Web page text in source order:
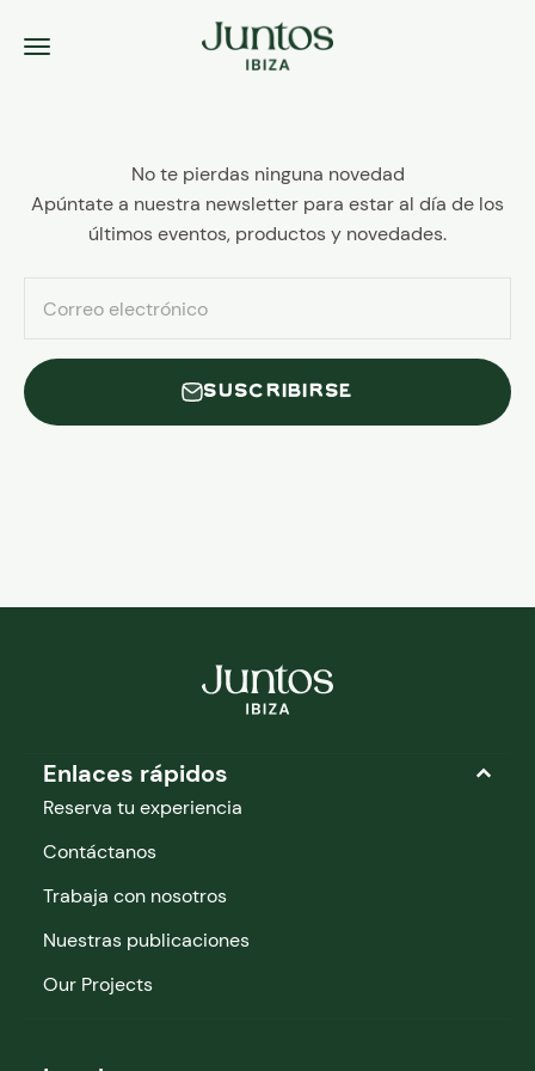
Menú
Juntos Ibiza
No te pierdas ninguna novedad
Apúntate a nuestra newsletter para estar al día de los
últimos eventos, productos y novedades.
Correo electrónico
SUSCRIBIRSE
Enlaces rápidos
Reserva tu experiencia
Contáctanos
Trabaja con nosotros
Nuestras publicaciones
Our Projects